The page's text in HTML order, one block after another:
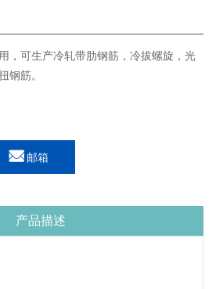
，可生产冷轧带肋钢筋，冷拔螺旋，光
钢筋。
邮箱
产品描述